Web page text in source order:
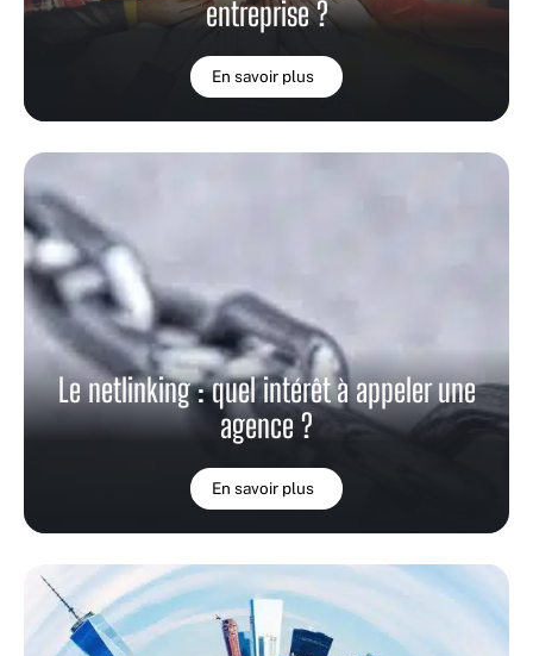
entreprise ?
En savoir plus
Le netlinking : quel intérêt à appeler une
agence ?
En savoir plus